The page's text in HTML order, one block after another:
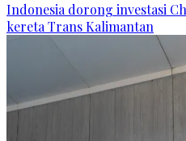
Indonesia dorong investasi
kereta Trans Kalimantan